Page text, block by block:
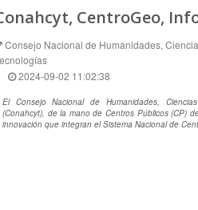
Consejo Nacional de Humanidades,
2024-09-02 11:02:38
El Consejo Nacional de Humanidades,
(Conahcyt), de la mano de Centros Públicos (CP)
innovación que integran el Sistema Nacional de